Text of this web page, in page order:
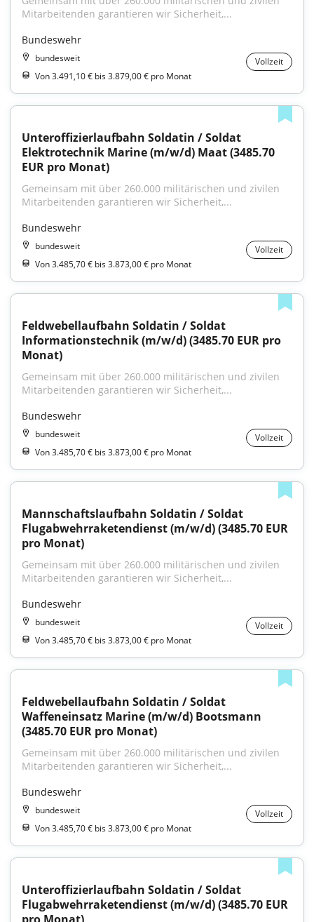
Mitarbeitenden garantieren wir Sicherheit,...
Bundeswehr
bundesweit
Vollzeit
Von 3.491,10 € bis 3.879,00 € pro Monat
Unteroffizierlaufbahn Soldatin / Soldat
Elektrotechnik Marine (m/w/d) Maat (3485.70
EUR pro Monat)
Gemeinsam mit über 260.000 militärischen und zivilen
Mitarbeitenden garantieren wir Sicherheit,...
Bundeswehr
bundesweit
Vollzeit
Von 3.485,70 € bis 3.873,00 € pro Monat
Feldwebellaufbahn Soldatin / Soldat
Informationstechnik (m/w/d) (3485.70 EUR pro
Monat)
Gemeinsam mit über 260.000 militärischen und zivilen
Mitarbeitenden garantieren wir Sicherheit,...
Bundeswehr
bundesweit
Vollzeit
Von 3.485,70 € bis 3.873,00 € pro Monat
Mannschaftslaufbahn Soldatin / Soldat
Flugabwehrraketendienst (m/w/d) (3485.70 EUR
pro Monat)
Gemeinsam mit über 260.000 militärischen und zivilen
Mitarbeitenden garantieren wir Sicherheit,...
Bundeswehr
bundesweit
Vollzeit
Von 3.485,70 € bis 3.873,00 € pro Monat
Feldwebellaufbahn Soldatin / Soldat
Waffeneinsatz Marine (m/w/d) Bootsmann
(3485.70 EUR pro Monat)
Gemeinsam mit über 260.000 militärischen und zivilen
Mitarbeitenden garantieren wir Sicherheit,...
Bundeswehr
bundesweit
Vollzeit
Von 3.485,70 € bis 3.873,00 € pro Monat
Unteroffizierlaufbahn Soldatin / Soldat
Flugabwehrraketendienst (m/w/d) (3485.70 EUR